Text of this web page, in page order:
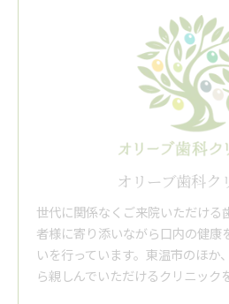
オリーブ歯科ク
世代に関係なくご来院いただける
者様に寄り添いながら口内の健康
いを行っています。東温市のほか
ら親しんでいただけるクリニック